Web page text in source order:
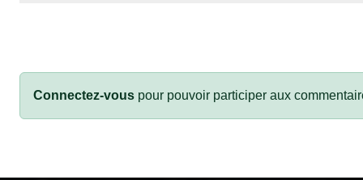
Connectez-vous pour pouvoir participer aux